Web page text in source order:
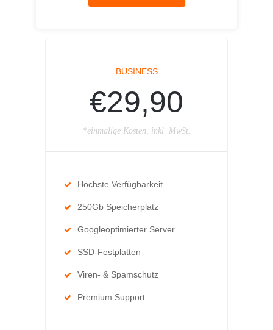
BUSINESS
€29,90
*einmalige Kosten, inkl. MwSt.
Höchste Verfügbarkeit
250Gb Speicherplatz
Googleoptimierter Server
SSD-Festplatten
Viren- & Spamschutz
Premium Support